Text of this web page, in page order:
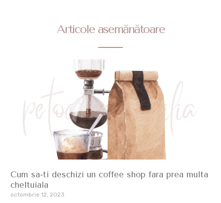
Articole asemănătoare
Cum sa-ti deschizi un coffee shop fara prea multa
cheltuiala
octombrie 12, 2023